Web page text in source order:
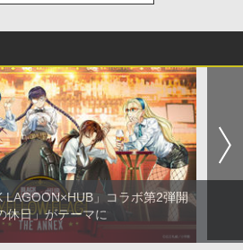
LAGOON×HUB」コラボ第2弾開
休日」がテーマに